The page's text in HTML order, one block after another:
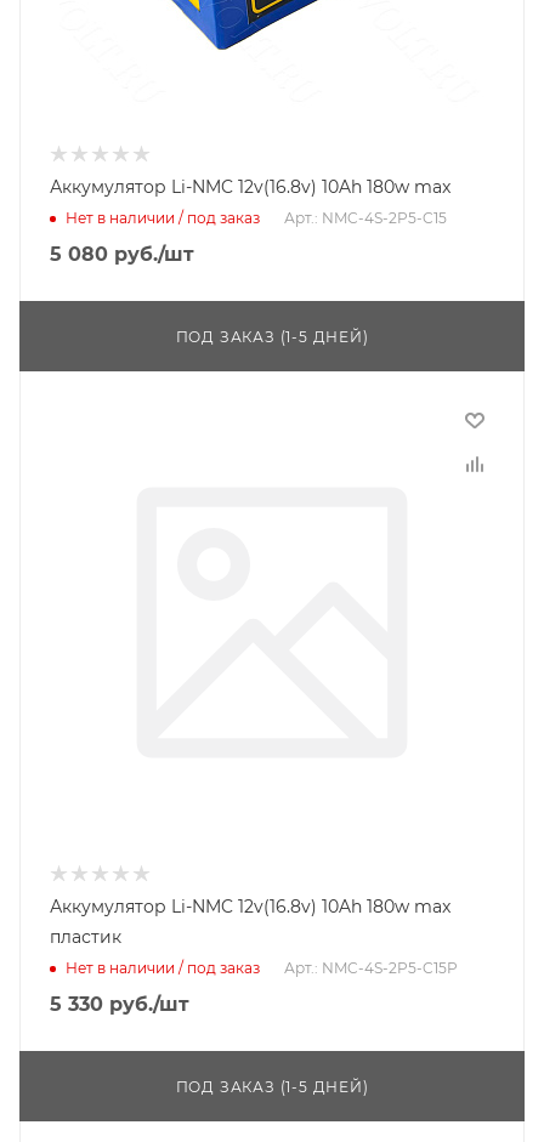
Аккумулятор Li-NMC 12v(16.8v) 10Ah 180w max
Нет в наличии / под заказ Арт.: NMC-4S-2P5-C15
5 080 руб./шт
ПОД ЗАКАЗ (1-5 ДНЕЙ)
Аккумулятор Li-NMC 12v(16.8v) 10Ah 180w max
пластик
Нет в наличии / под заказ Арт.: NMC-4S-2P5-C15P
5 330 руб./шт
ПОД ЗАКАЗ (1-5 ДНЕЙ)